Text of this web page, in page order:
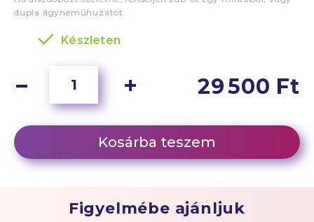
dupla ágyneműhuzatot.
Készleten
29 500 Ft
Kosárba teszem
Figyelmébe ajánljuk